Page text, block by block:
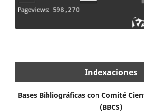
Indexaciones
Bases Bibliográficas con Comité
(BBCS)